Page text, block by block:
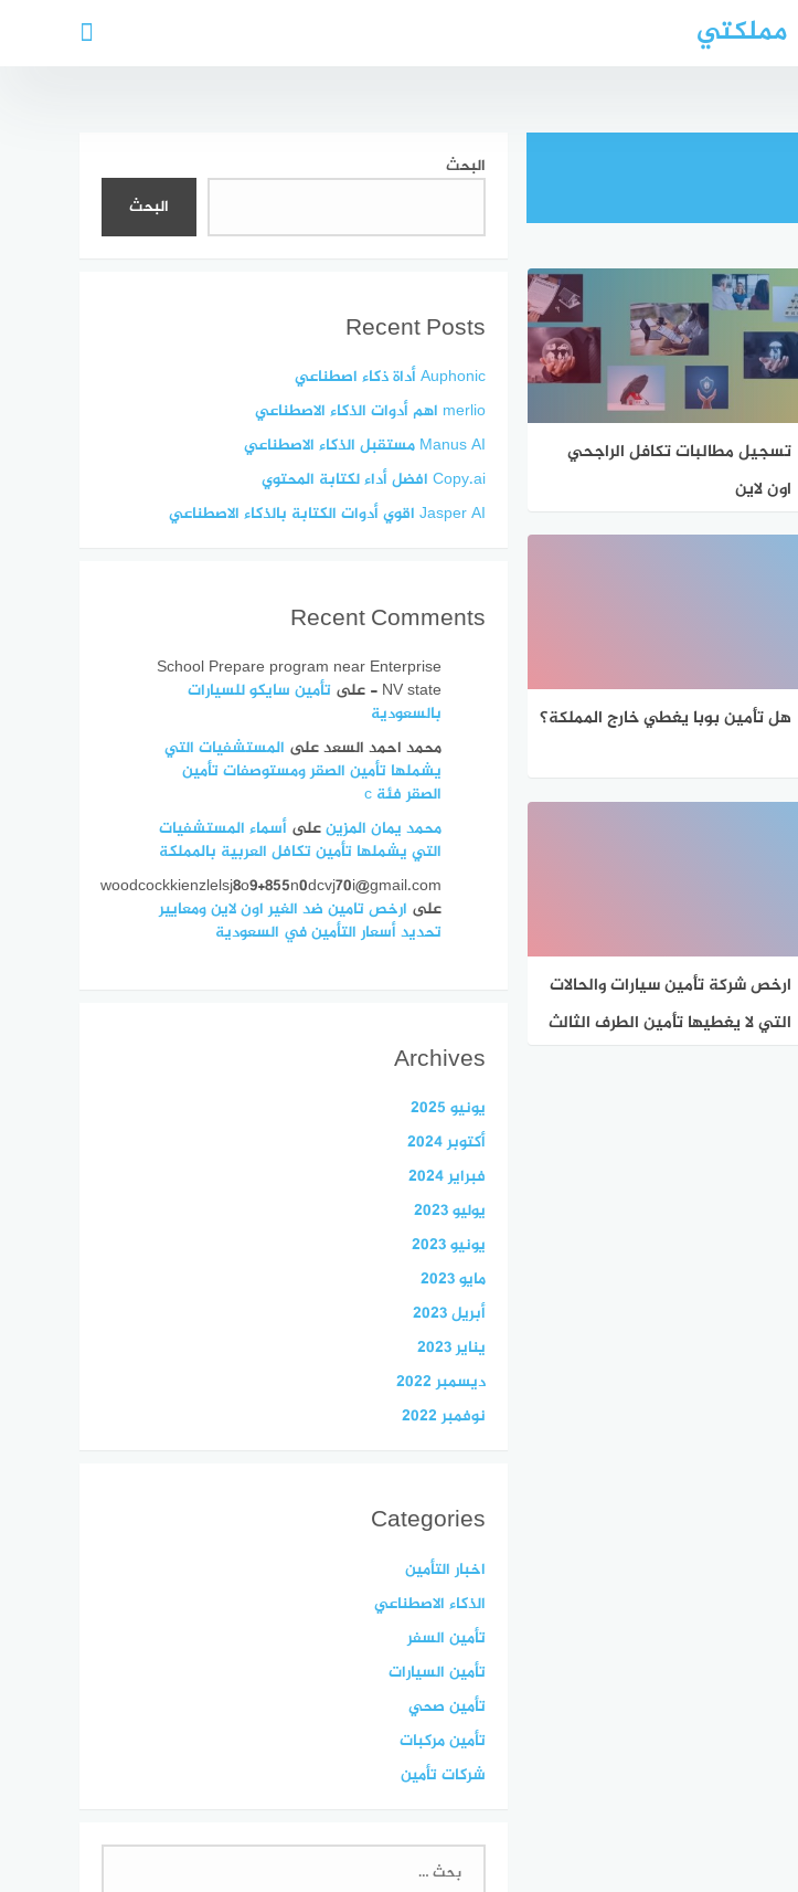
مملكتي
تسجيل مطالبات تكافل الراجحي
اون لاين
هل تأمين بوبا يغطي خارج المملكة؟
ارخص شركة تأمين سيارات والحالات
التي لا يغطيها تأمين الطرف الثالث
البحث
البحث
Recent Posts
Auphonic أداة ذكاء اصطناعي
merlio اهم أدوات الذكاء الاصطناعي
Manus AI مستقبل الذكاء الاصطناعي
Copy.ai افضل أداء لكتابة المحتوي
Jasper AI اقوي أدوات الكتابة بالذكاء الاصطناعي
Recent Comments
School Prepare program near Enterprise
- NV state علىتأمين سايكو للسيارات
بالسعودية
محمد احمد السعدعلى المستشفيات التي
يشملها تأمين الصقر ومستوصفات تأمين
الصقر فئة c
محمد يمان المزينعلىأسماء المستشفيات
التي يشملها تأمين تكافل العربية بالمملكة
woodcockkienzlelsj8o9+855n0dcvj70i@gmail.com
على ارخص تامين ضد الغير اون لاين ومعايير
تحديد أسعار التأمين في السعودية
Archives
يونيو 2025
أكتوبر 2024
فبراير 2024
يوليو 2023
يونيو 2023
مايو 2023
أبريل 2023
يناير 2023
ديسمبر 2022
نوفمبر 2022
Categories
اخبار التأمين
الذكاء الاصطناعي
تأمين السفر
تأمين السيارات
تأمين صحي
تأمين مركبات
شركات تأمين
البحث